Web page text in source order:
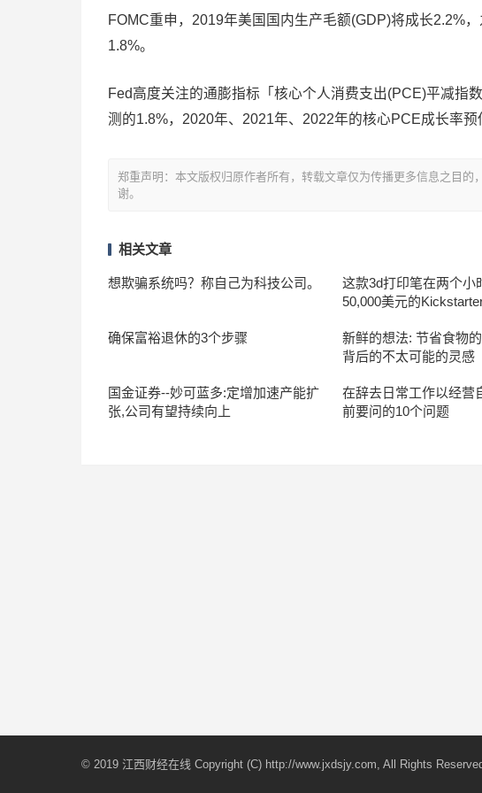
FOMC重申，2019年美国国内生产毛额(GDP)将成长2.2%
1.8%。
Fed高度关注的通膨指标「核心个人消费支出(PCE)平减指
测的1.8%，2020年、2021年、2022年的核心PCE成长率预
郑重声明：本文版权归原作者所有，转载文章仅为传播更多信息之目
谢。
相关文章
想欺骗系统吗？称自己为科技公司。
这款3d打印笔在两个小
50,000美元的
确保富裕退休的3个步骤
新鲜的想法: 节省食物
背后的不太可能的灵感
国金证券--妙可蓝多:定增加速产能扩
张,公司有望持续向上
在辞去日常工作以经营
前要问的10个问题
© 2019 江西财经在线 Copyright (C) http://www.jxdsjy.com, All Rights